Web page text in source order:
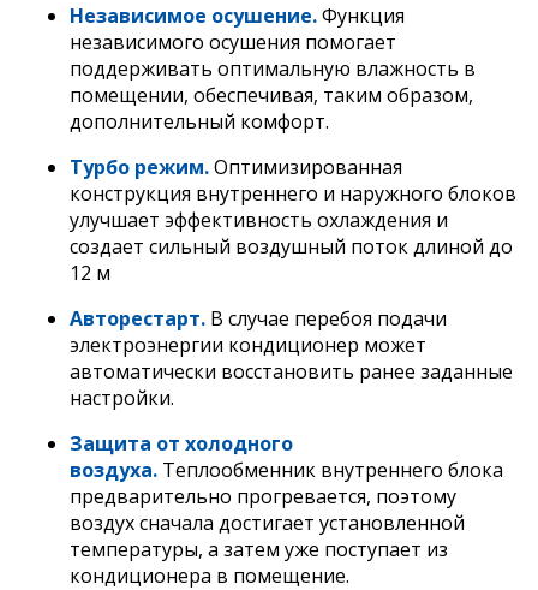
Независимое осушение.Функция
независимого осушения помогает
поддерживать оптимальную влажность в
помещении, обеспечивая, таким образом,
дополнительный комфорт.
Турбо режим.Оптимизированная
конструкция внутреннего и наружного блоков
улучшает эффективность охлаждения и
создает сильный воздушный поток длиной до
12 м
Авторестарт. В случае перебоя подачи
электроэнергии кондиционер может
автоматически восстановить ранее заданные
настройки.
Защита от холодного
воздуха. Теплообменник внутреннего блока
предварительно прогревается, поэтому
воздух сначала достигает установленной
температуры, а затем уже поступает из
кондиционера в помещение.